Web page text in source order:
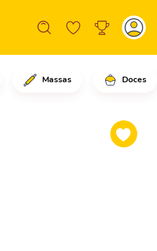
Massas Doces
bombons,